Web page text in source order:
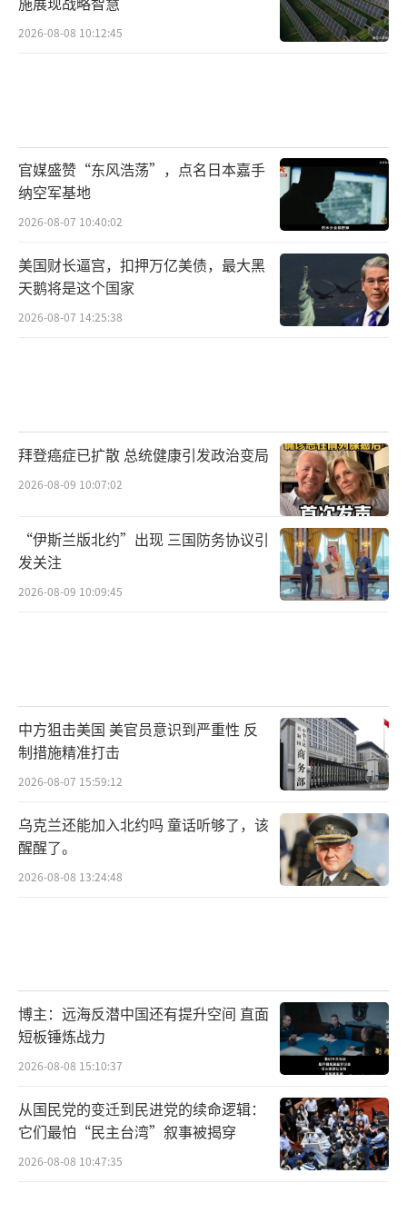
2026-08-08 10:12:45
官媒盛赞“东风浩荡”，点名日本嘉手
纳空军基地
2026-08-07 10:40:02
美国财长逼宫，扣押万亿美债，最大黑
天鹅将是这个国家
2026-08-07 14:25:38
拜登癌症已扩散 总统健康引发政治变局
2026-08-09 10:07:02
“伊斯兰版北约”出现 三国防务协议引
发关注
2026-08-09 10:09:45
中方狙击美国 美官员意识到严重性 反
制措施精准打击
2026-08-07 15:59:12
乌克兰还能加入北约吗 童话听够了，该
醒醒了。
2026-08-08 13:24:48
博主：远海反潜中国还有提升空间 直面
短板锤炼战力
2026-08-08 15:10:37
从国民党的变迁到民进党的续命逻辑：
它们最怕“民主台湾”叙事被揭穿
2026-08-08 10:47:35